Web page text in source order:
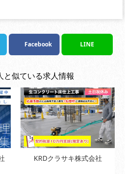
LINE
Facebook
と似ている求人情報
KRDクラサキ株式会社